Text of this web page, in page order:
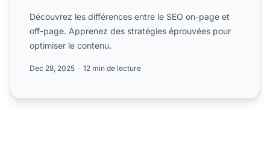
Découvrez les différences entre le SEO on-page et
off-page. Apprenez des stratégies éprouvées pour
optimiser le contenu.
Dec 28, 2025 12 min de lecture